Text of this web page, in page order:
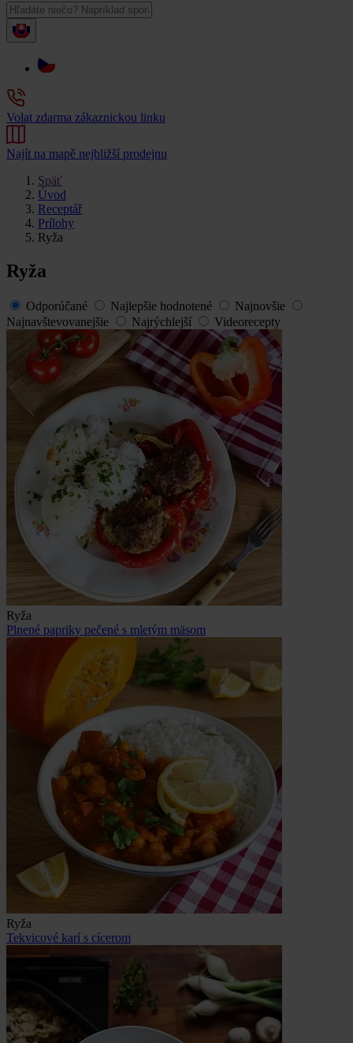
Volat zdarma zákaznickou linku
Najít na mapě nejbližší prodejnu
Späť
Úvod
Receptář
Prílohy
Ryža
Ryža
Odporúčané Najlepšie hodnotené
Najnovšie
Najnavštevovanejšie
Najrýchlejší Videorecepty
Ryža
Plnené papriky pečené s mletým mäsom
Ryža
Tekvicové karí s cícerom